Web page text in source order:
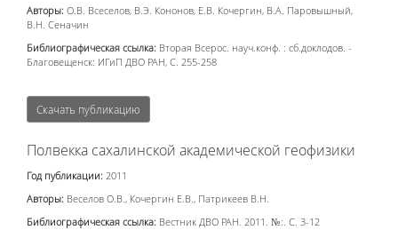
Авторы: О.В. Всеселов, В.Э. Кононов, Е.В. Кочергин, В.А. Паровышный,
В.Н. Сеначин
Библиографическая ссылка: Вторая Всерос. науч.конф. : сб.доклодов. -
Благовещенск: ИГиП ДВО РАН, С. 255-258
Скачать публикацию
Полвекка сахалинской академической геофизики
Год публикации: 2011
Авторы: Веселов О.В., Кочергин Е.В., Патрикеев В.Н.
Библиографическая ссылка: Вестник ДВО РАН. 2011. №:. С. 3-12